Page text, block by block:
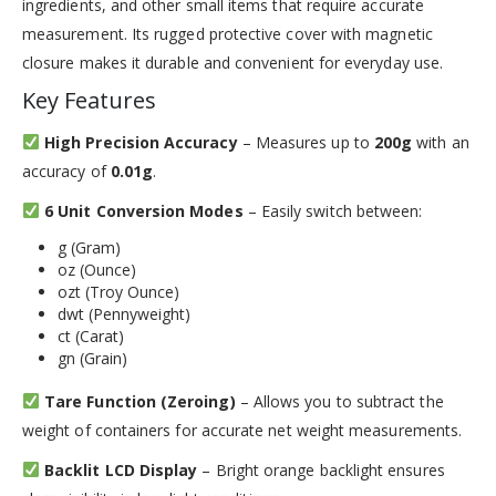
ingredients, and other small items that require accurate
measurement. Its rugged protective cover with magnetic
closure makes it durable and convenient for everyday use.
Key Features
High Precision Accuracy– Measures up to 200g with an
accuracy of 0.01g.
6 Unit Conversion Modes – Easily switch between:
g (Gram)
oz (Ounce)
ozt (Troy Ounce)
dwt (Pennyweight)
ct (Carat)
gn (Grain)
Tare Function (Zeroing) – Allows you to subtract the
weight of containers for accurate net weight measurements.
Backlit LCD Display – Bright orange backlight ensures